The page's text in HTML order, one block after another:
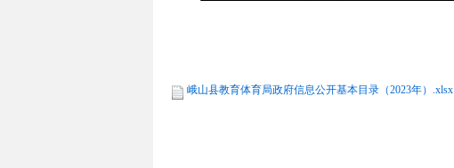
峨山县教育体育局政府信息公开基本目录（2023年）.xlsx